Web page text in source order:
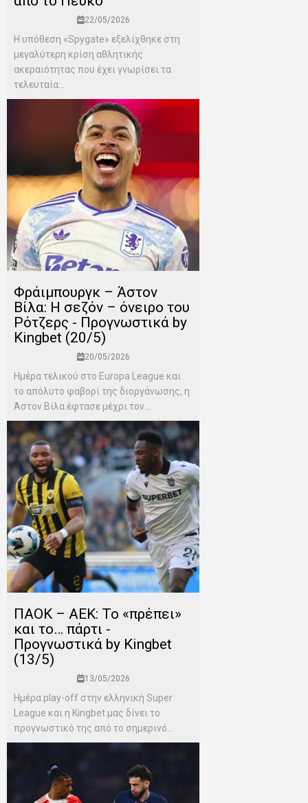
22/05/2026
Η υπόθεση «Spygate» εξελίχθηκε στη
μεγαλύτερη κρίση αθλητικής
ακεραιότητας που έχει γνωρίσει τα
τελευταία...
Φράιμπουργκ – Άστον
Βίλα: Η σεζόν – όνειρο του
Ρότζερς - Προγνωστικά by
Kingbet (20/5)
20/05/2026
Ημέρα τελικού στο Europa League και
το απόλυτο φαβορί της διοργάνωσης, η
Άστον Βίλα έφτασε μέχρι τον...
ΠΑΟΚ – ΑΕΚ: Το «πρέπει»
και το… πάρτι -
Προγνωστικά by Kingbet
(13/5)
13/05/2026
Ημέρα play-off στην ελληνική Super
League και η Kingbet μας δίνει το
προγνωστικό της από το σημερινό...